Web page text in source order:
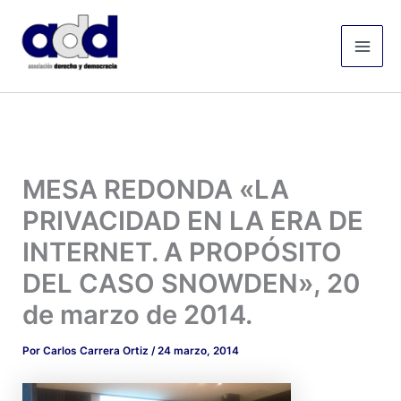
contenido
MESA REDONDA «LA
PRIVACIDAD EN LA ERA DE
INTERNET. A PROPÓSITO
DEL CASO SNOWDEN», 20
de marzo de 2014.
PorCarlos Carrera Ortiz/24 marzo, 2014